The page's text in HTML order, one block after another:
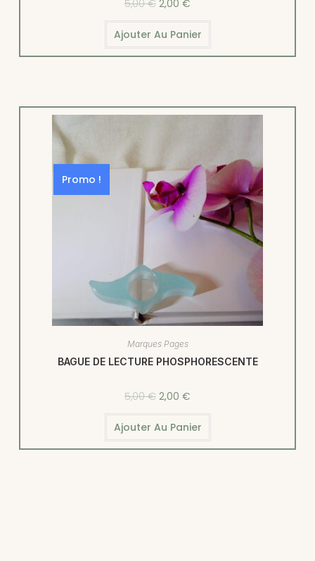
5,00€ 2,00 €
Ajouter Au Panier
Promo !
Marques Pages
BAGUE DE LECTURE PHOSPHORESCENTE
5,00€ 2,00 €
Ajouter Au Panier